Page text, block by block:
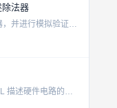
除法器
通过用硬件描述语言（VHDL）描述除法器，并进行模拟验证，加深对二进制数运算方法的理解。 设计平台：MaxPlusII 压缩文件内有详细设计报告...
VHDL语言描述数字系统:本章介绍用 VHDL 描述硬件电路的一些基本手段和基本方法。&nbsp;&nbsp; VHDL 语言是美国国防部在 20 世纪 80 年代初为实现其高速集成电路计划（...